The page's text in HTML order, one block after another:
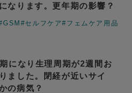
なります。更年期の影響？
#セルフケア#フェムケア用品
になり生理周期が2週間お
ました。閉経が近いサイ
の病気？